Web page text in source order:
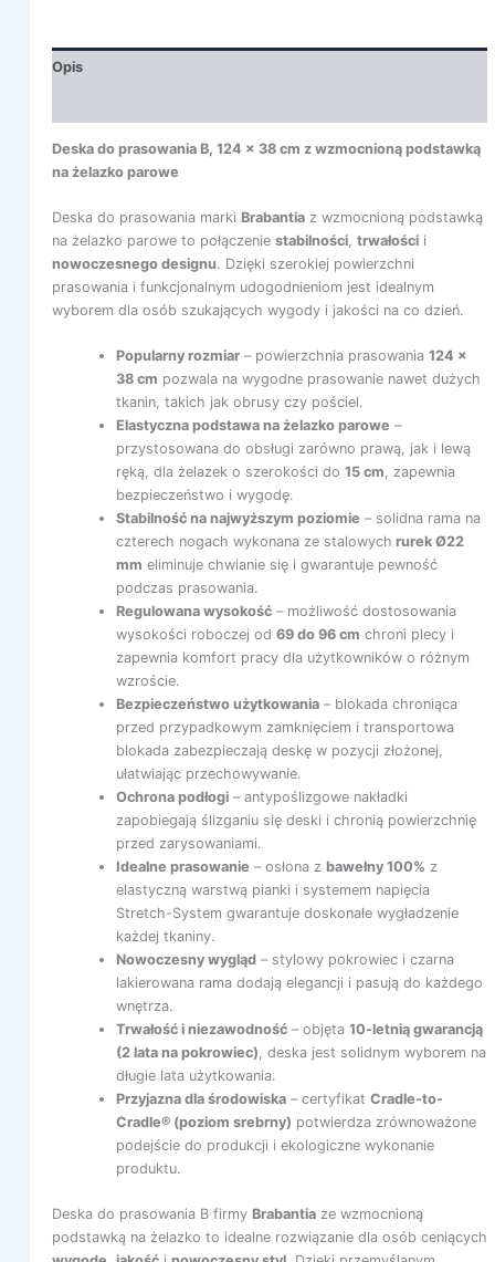
Opis
Deska do prasowania B, 124 x 38 cm z wzmocnioną podstawką
na żelazko parowe
Deska do prasowania marki Brabantiaz wzmocnioną podstawką
na żelazko parowe to połączenie stabilności, trwałościi
nowoczesnego designu. Dzięki szerokiej powierzchni
prasowania i funkcjonalnym udogodnieniom jest idealnym
wyborem dla osób szukających wygody i jakości na co dzień.
Popularny rozmiar – powierzchnia prasowania124 x
38 cm pozwala na wygodne prasowanie nawet dużych
tkanin, takich jak obrusy czy pościel.
Elastyczna podstawa na żelazko parowe –
przystosowana do obsługi zarówno prawą, jak i lewą
ręką, dla żelazek o szerokości do15 cm, zapewnia
bezpieczeństwo i wygodę.
Stabilność na najwyższym poziomie – solidna rama na
czterech nogach wykonana ze stalowych rurek Ø22
mm eliminuje chwianie się i gwarantuje pewność
podczas prasowania.
Regulowana wysokość – możliwość dostosowania
wysokości roboczej od69 do 96 cm chroni plecy i
zapewnia komfort pracy dla użytkowników o różnym
wzroście.
Bezpieczeństwo użytkowania – blokada chroniąca
przed przypadkowym zamknięciem i transportowa
blokada zabezpieczają deskę w pozycji złożonej,
ułatwiając przechowywanie.
Ochrona podłogi – antypoślizgowe nakładki
zapobiegają ślizganiu się deski i chronią powierzchnię
przed zarysowaniami.
Idealne prasowanie – osłona z bawełny 100% z
elastyczną warstwą pianki i systemem napięcia
Stretch-System gwarantuje doskonałe wygładzenie
każdej tkaniny.
Nowoczesny wygląd – stylowy pokrowiec i czarna
lakierowana rama dodają elegancji i pasują do każdego
wnętrza.
Trwałość i niezawodność – objęta10-letnią gwarancją
(2 lata na pokrowiec), deska jest solidnym wyborem na
długie lata użytkowania.
Przyjazna dla środowiska – certyfikatCradle-to-
Cradle® (poziom srebrny) potwierdza zrównoważone
podejście do produkcji i ekologiczne wykonanie
produktu.
Deska do prasowania B firmy Brabantiaze wzmocnioną
podstawką na żelazko to idealne rozwiązanie dla osób ceniących